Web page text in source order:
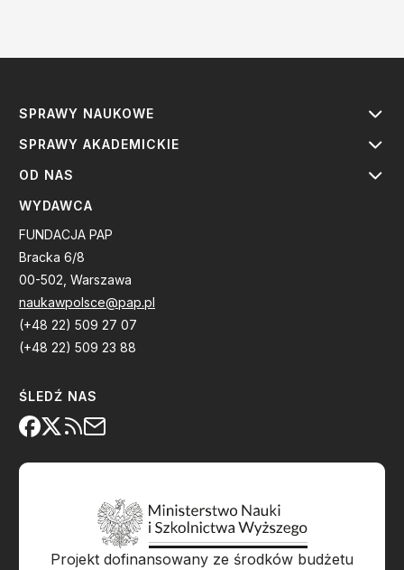
SPRAWY NAUKOWE
SPRAWY AKADEMICKIE
OD NAS
WYDAWCA
FUNDACJA PAP
Bracka 6/8
00-502, Warszawa
naukawpolsce@pap.pl
(+48 22) 509 27 07
(+48 22) 509 23 88
ŚLEDŹ NAS
Projekt dofinansowany ze środków budżetu